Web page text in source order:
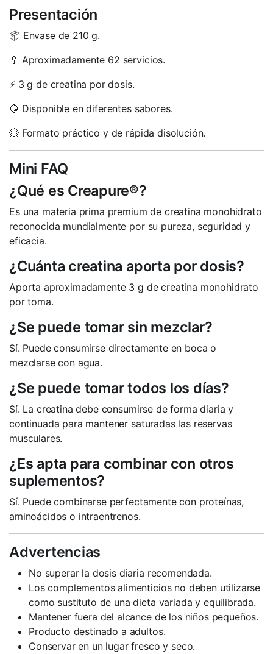
Presentación
📦 Envase de 210 g.
🥄 Aproximadamente 62 servicios.
⚡ 3 g de creatina por dosis.
🍋 Disponible en diferentes sabores.
💥 Formato práctico y de rápida disolución.
Mini FAQ
¿Qué es Creapure®?
Es una materia prima premium de creatina monohidrato
reconocida mundialmente por su pureza, seguridad y
eficacia.
¿Cuánta creatina aporta por dosis?
Aporta aproximadamente 3 g de creatina monohidrato
por toma.
¿Se puede tomar sin mezclar?
Sí. Puede consumirse directamente en boca o
mezclarse con agua.
¿Se puede tomar todos los días?
Sí. La creatina debe consumirse de forma diaria y
continuada para mantener saturadas las reservas
musculares.
¿Es apta para combinar con otros
suplementos?
Sí. Puede combinarse perfectamente con proteínas,
aminoácidos o intraentrenos.
Advertencias
No superar la dosis diaria recomendada.
Los complementos alimenticios no deben utilizarse
como sustituto de una dieta variada y equilibrada.
Mantener fuera del alcance de los niños pequeños.
Producto destinado a adultos.
Conservar en un lugar fresco y seco.